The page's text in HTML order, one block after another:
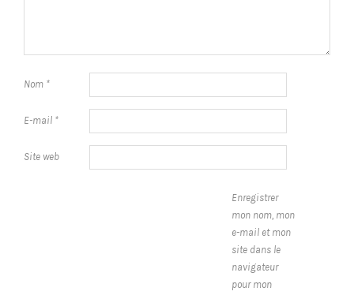
Nom *
E-mail *
Site web
Enregistrer
mon nom, mon
e-mail et mon
site dans le
navigateur
pour mon